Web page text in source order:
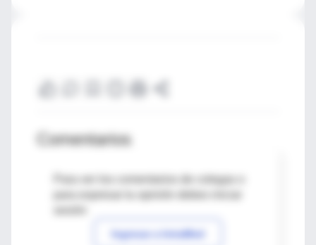
Comentarios
Para ver los comentarios de colegas o
Ingresar a IntraMed